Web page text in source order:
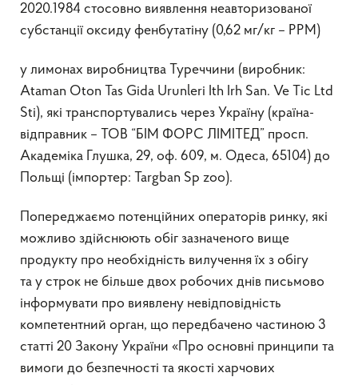
2020.1984 стосовно виявлення неавторизованої
субстанції оксиду фенбутатіну (0,62 мг/кг – РРМ)
у лимонах виробництва Туреччини (виробник:
Ataman Oton Tas Gida Urunleri Ith Irh San. Ve Tic Ltd
Sti), які транспортувались через Україну (країна-
відправник – ТОВ “БІМ ФОРС ЛІМІТЕД” просп.
Академіка Глушка, 29, оф. 609, м. Одеса, 65104) до
Польщі (імпортер: Targban Sp zoo).
Попереджаємо потенційних операторів ринку, які
можливо здійснюють обіг зазначеного вище
продукту про необхідність вилучення їх з обігу
та у строк не більше двох робочих днів письмово
інформувати про виявлену невідповідність
компетентний орган, що передбачено частиною 3
статті 20 Закону України «Про основні принципи та
вимоги до безпечності та якості харчових